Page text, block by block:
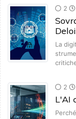
2
La
2
L'AI